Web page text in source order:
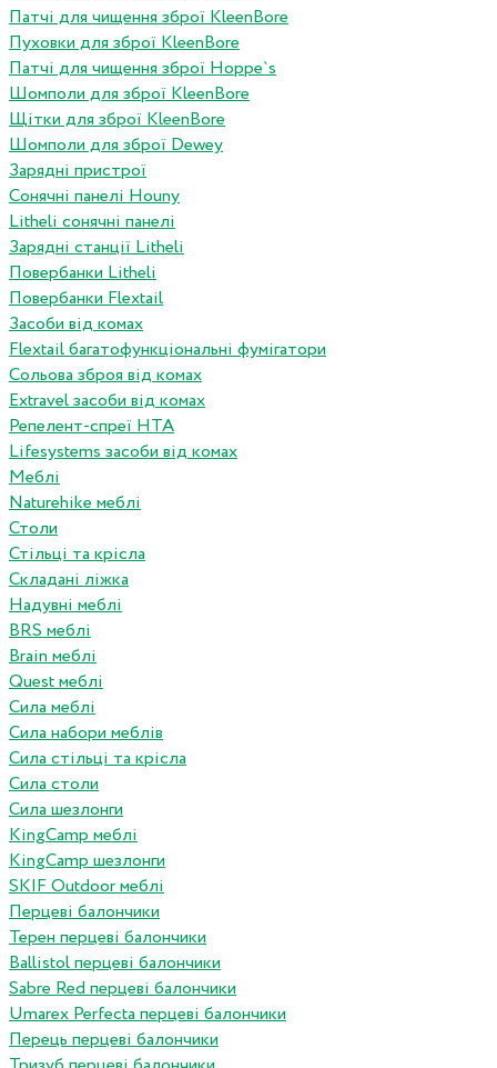
Патчі для чищення зброї KleenBore
Пуховки для зброї KleenBore
Патчі для чищення зброї Hoppe`s
Шомполи для зброї KleenBore
Щітки для зброї KleenBore
Шомполи для зброї Dewey
Зарядні пристрої
Сонячні панелі Houny
Litheli сонячні панелі
Зарядні станції Litheli
Повербанки Litheli
Повербанки Flextail
Засоби від комах
Flextail багатофункціональні фумігатори
Сольова зброя від комах
Extravel засоби від комах
Репелент-спреї HTA
Lifesystems засоби від комах
Меблі
Naturehike меблі
Столи
Стільці та крісла
Складані ліжка
Надувні меблі
BRS меблі
Brain меблі
Quest меблі
Сила меблі
Сила набори меблів
Сила стільці та крісла
Сила столи
Сила шезлонги
KingCamp меблі
KingCamp шезлонги
SKIF Outdoor меблі
Перцеві балончики
Терен перцеві балончики
Ballistol перцеві балончики
Sabre Red перцеві балончики
Umarex Perfecta перцеві балончики
Перець перцеві балончики